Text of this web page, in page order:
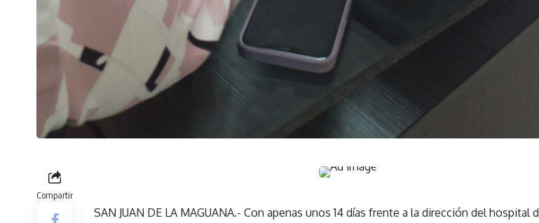
Compartir
SAN JUAN DE LA MAGUANA.- Con apenas unos 14 días frente a la dirección del hospital